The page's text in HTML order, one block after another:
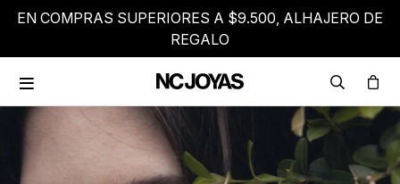
EN COMPRAS SUPERIORES A $9.500, ALHAJERO DE
REGALO
